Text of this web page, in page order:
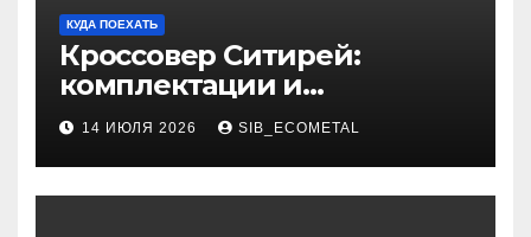
КУДА ПОЕХАТЬ
Кроссовер Ситирей:
комплектации и
характеристики
14 ИЮЛЯ 2026 SIB_ECOMETAL